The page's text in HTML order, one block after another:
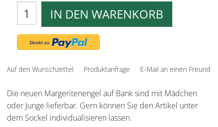
IN DEN WARENKORB
Auf den Wunschzettel Produktanfrage E-Mail an einen Freund
Die neuen Margeritenengel auf Bank sind mit Mädchen
oder Junge lieferbar. Gern können Sie den Artikel unter
dem Sockel individualisieren lassen.